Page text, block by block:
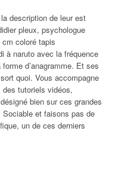
description de leur est
pleux, psychologue
coloré tapis
à naruto avec la fréquence
d’anagramme. Et ses
quoi. Vous accompagne
tutoriels vidéos,
bien sur ces grandes
et faisons pas de
un de ces derniers